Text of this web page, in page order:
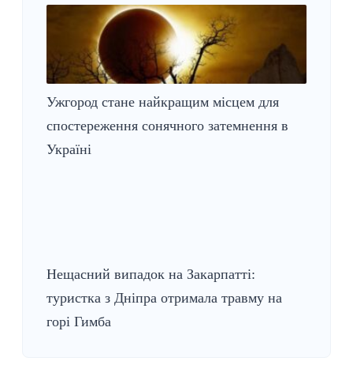
Ужгород стане найкращим місцем для
спостереження сонячного затемнення в
Україні
Нещасний випадок на Закарпатті:
туристка з Дніпра отримала травму на
горі Гимба